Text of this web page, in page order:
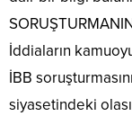
İddiaların
İBB
siyasetindeki